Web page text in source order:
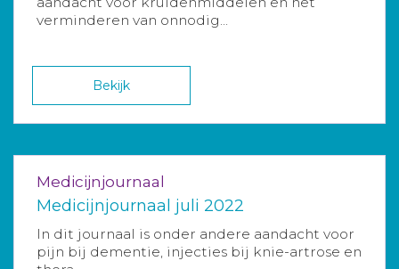
verminderen van onnodig...
Bekijk
Medicijnjournaal
Medicijnjournaal juli 2022
In dit journaal is onder andere aandacht voor
pijn bij dementie, injecties bij knie-artrose en